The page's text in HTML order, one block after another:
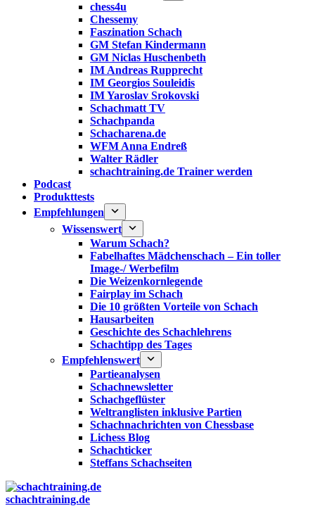
chess4u
Chessemy
Faszination Schach
GM Stefan Kindermann
GM Niclas Huschenbeth
IM Andreas Rupprecht
IM Georgios Souleidis
IM Yaroslav Srokovski
Schachmatt TV
Schachpanda
Schacharena.de
WFM Anna Endreß
Walter Rädler
schachtraining.de Trainer werden
Podcast
Produkttests
Empfehlungen
Wissenswert
Warum Schach?
Fabelhaftes Mädchenschach – Ein toller
Image-/ Werbefilm
Die Weizenkornlegende
Fairplay im Schach
Die 10 größten Vorteile von Schach‎
Hausarbeiten
Geschichte des Schachlehrens
Schachtipp des Tages
Empfehlenswert
Partieanalysen
Schachnewsletter
Schachgeflüster
Weltranglisten inklusive Partien
Schachnachrichten von Chessbase
Lichess Blog
Schachticker
Steffans Schachseiten
schachtraining.de